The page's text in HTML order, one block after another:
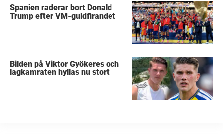
Spanien raderar bort Donald
Trump efter VM-guldfirandet
Bilden på Viktor Gyökeres och
lagkamraten hyllas nu stort